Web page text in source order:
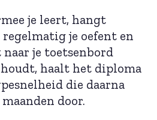
je leert, hangt
je oefent en
je toetsenbord
haalt het diploma
die daarna
door.